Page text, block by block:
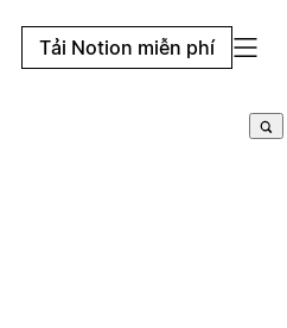
Tải Notion miễn phí